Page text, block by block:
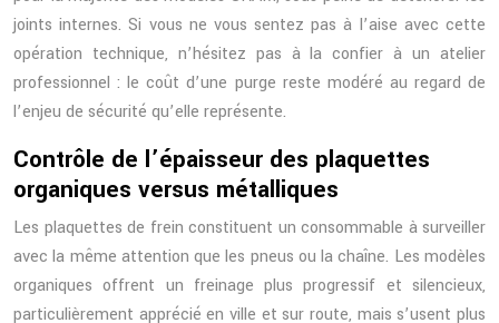
joints internes. Si vous ne vous sentez pas à l’aise avec cette
opération technique, n’hésitez pas à la confier à un atelier
professionnel : le coût d’une purge reste modéré au regard de
l’enjeu de sécurité qu’elle représente.
Contrôle de l’épaisseur des plaquettes
organiques versus métalliques
Les plaquettes de frein constituent un consommable à surveiller
avec la même attention que les pneus ou la chaîne. Les modèles
organiques offrent un freinage plus progressif et silencieux,
particulièrement apprécié en ville et sur route, mais s’usent plus